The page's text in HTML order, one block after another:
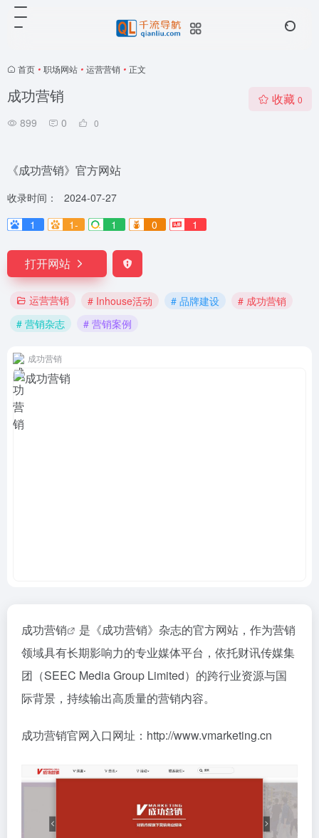
首页 • 职场网站 • 运营营销 • 正文
成功营销
899 0 0
收藏 0
《成功营销》官方网站
收录时间：
2024-07-27
1
1- 1 0 1
打开网站
运营营销 # Inhouse活动 # 品牌建设
# 成功营销
# 营销杂志
# 营销案例
成功营销
成功营销
是《成功营销》杂志的官方网站，作为营销
领域具有长期影响力的专业媒体平台，依托财讯传媒集
团（SEEC Media Group Limited）的跨行业资源与国
际背景，持续输出高质量的营销内容。
成功营销官网入口网址：http://www.vmarketing.cn